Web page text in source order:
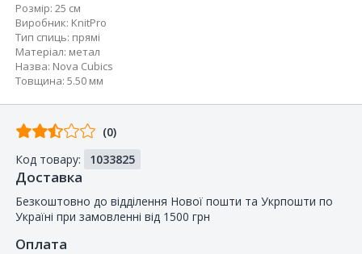
Розмір: 25 см
Виробник: KnitPro
Тип спиць: прямі
Матеріал: метал
Назва: Nova Cubics
Товщина: 5.50 мм
Відгуків
покупців
(0)
Код товару:
1033825
Доставка
Безкоштовно до відділення Нової пошти та Укрпошти по
Україні при замовленні від 1500 грн
Оплата